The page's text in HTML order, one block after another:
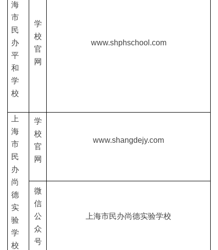
海
市
民
办
平
和
学
校
学
校
官
网
www.shphschool.com
上
海
市
民
办
尚
德
实
验
学
校
学
校
官
网
www.shangdejy.com
微
信
公
众
号
上海市民办尚德实验学校